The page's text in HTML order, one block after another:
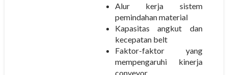
Alur kerja sistem
pemindahan material
Kapasitas angkut dan
kecepatan belt
Faktor-faktor yang
mempengaruhi kinerja
conveyor